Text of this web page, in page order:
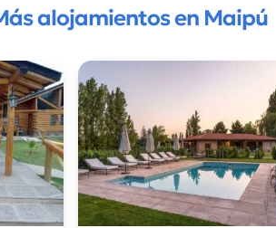
alojamientos en Maipú